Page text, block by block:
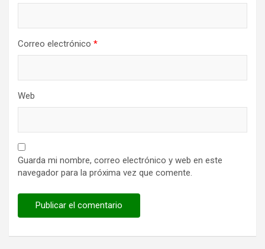
Correo electrónico *
Web
Guarda mi nombre, correo electrónico y web en este
navegador para la próxima vez que comente.